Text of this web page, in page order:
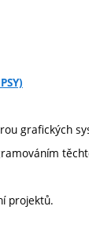
grafických
projektů.